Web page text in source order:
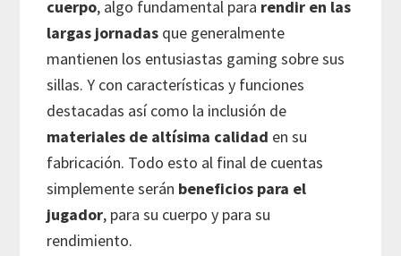
cuerpo, algo fundamental para rendir en las
largas jornadas que generalmente
mantienen los entusiastas gaming sobre sus
sillas. Y con características y funciones
destacadas así como la inclusión de
materiales de altísima calidad en su
fabricación. Todo esto al final de cuentas
simplemente serán beneficios para el
jugador, para su cuerpo y para su
rendimiento.